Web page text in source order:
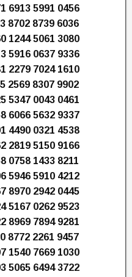
6913 5991 0456
8702 8739 6036
1244 5061 3080
5916 0637 9336
2279 7024 1610
2569 8307 9902
5347 0043 0461
6066 5632 9337
4490 0321 4538
2819 5150 9166
0758 1433 8211
5946 5910 4212
8970 2942 0445
5167 0262 9523
8969 7894 9281
8772 2261 9457
1540 7669 1030
5065 6494 3722